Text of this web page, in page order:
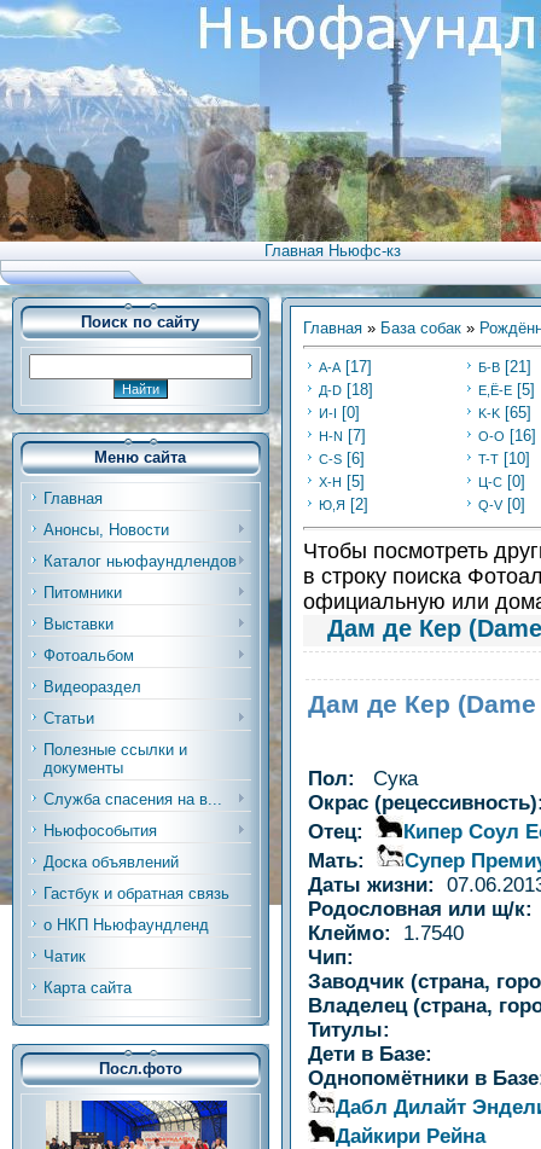
Главная Ньюфс-кз
Поиск по сайту
Меню сайта
Главная
Анонсы, Новости
Каталог ньюфаундлендов
Питомники
Выставки
Фотоальбом
Видеораздел
Статьи
Полезные ссылки и
документы
Служба спасения на в...
Ньюфособытия
Доска объявлений
Гастбук и обратная связь
о НКП Ньюфаундленд
Чатик
Карта сайта
Посл.фото
Главная » База собак »
А-А [17] Б-В [21]
Д-D [18] Е,Ё-Е [5]
И-I [0] K-K [65]
Н-N [7] O-O [16]
C-S [6] T-T [10]
Х-H [5] Ц-C [0]
Ю,Я [2] Q-V [0]
Чтобы посмотреть
в строку поиска
официальную или
Дам де Кер
Дам де Кер
Пол: Сука
Окрас
Отец:
Кипер Соул
Мать: Супер
Даты жизни:
Родословная или щ/
Клеймо: 1.7540
Чип:
Заводчик (страна,
Владелец (страна,
Титулы:
Дети в Базе:
Однопомётники в
Дабл Дилайт
Дайкири Рейна